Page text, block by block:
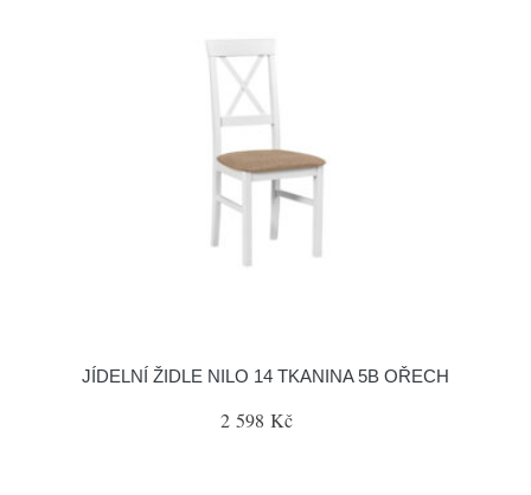
JÍDELNÍ ŽIDLE NILO 14 TKANINA 5B OŘECH
2 598 Kč